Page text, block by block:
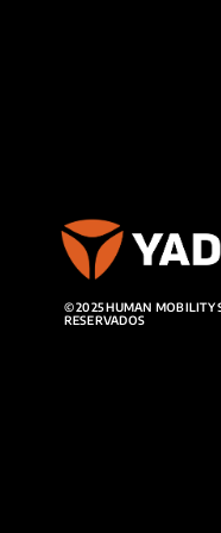
© 2025 HUMAN MOBILITY
RESERVADOS